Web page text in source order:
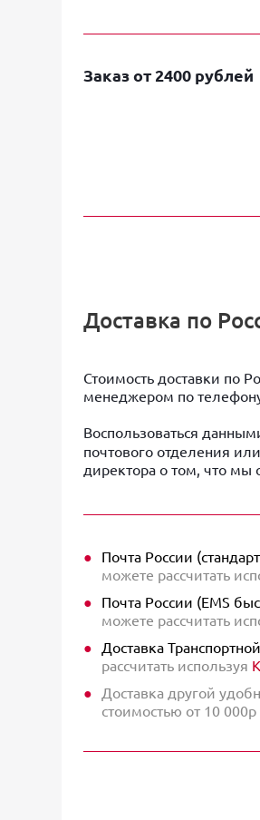
Заказ от 2400 рублей
Доставка по
Стоимость доставки по
менеджером по
Воспользоваться
почтового отделения
директора о том, что мы
Почта России
можете рассчитать
Почта России (EMS
можете рассчитать
Доставка
рассчитать используя
Доставка другой
стоимостью от 10 000р